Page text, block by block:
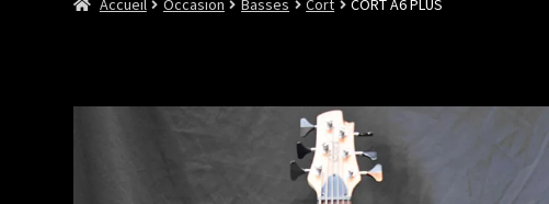
Accueil Occasion Basses Cort CORT A6 PLUS